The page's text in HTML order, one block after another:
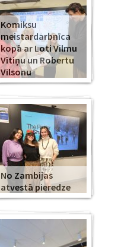
Komiksu
meistardarbnīca
kopā ar Loti Vilmu
Vītiņu un Robertu
Vilsonu
No Zambijas
atvestā pieredze